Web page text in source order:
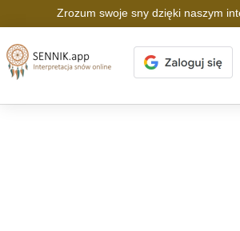
Zrozum swoje sny dzięki naszym